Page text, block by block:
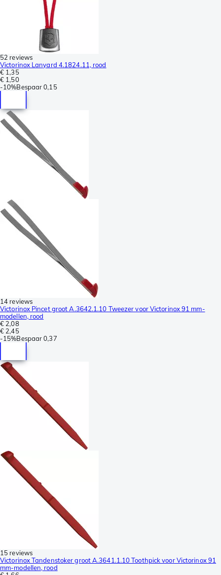
52 reviews
Victorinox Lanyard 4.1824.11, rood
€ 1,35
€ 1,50
-10%Bespaar 0,15
14 reviews
Victorinox Pincet groot A.3642.1.10 Tweezer voor Victorinox 91 mm-
modellen, rood
€ 2,08
€ 2,45
-15%Bespaar 0,37
15 reviews
Victorinox Tandenstoker groot A.3641.1.10 Toothpick voor Victorinox 91
mm-modellen, rood